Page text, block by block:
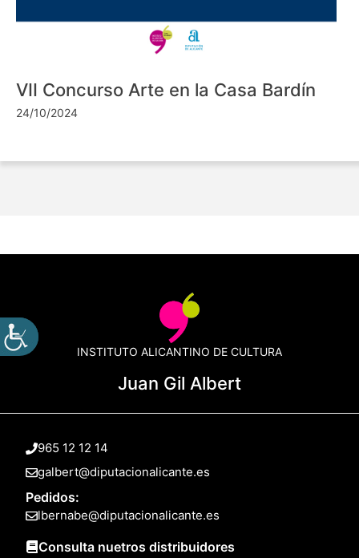
VII Concurso Arte en la Casa Bardín
24/10/2024
INSTITUTO ALICANTINO DE CULTURA
Juan Gil Albert
965 12 12 14
galbert@diputacionalicante.es
Pedidos:
lbernabe@diputacionalicante.es
Consulta nuetros distribuidores